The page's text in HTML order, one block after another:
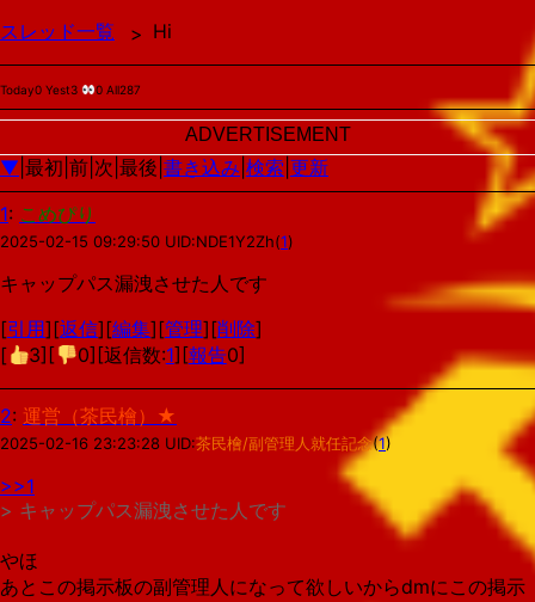
スレッド一覧 Hi
Today0 Yest3 0 All287
ADVERTISEMENT
▼ |最初|前|次|最後| 書き込み 検索 更新
1: こめぴり
2025-02-15 09:29:50 UID:NDE1Y2Zh(1)
キャップパス漏洩させた人です
[引用][返信][編集][管理][削除]
[
3][ 0][返信数:1][報告0]
2: 運営（茶民檜）★
2025-02-16 23:23:28 UID:茶民檜/副管理人就任記念(1)
>>1
> キャップパス漏洩させた人です
やほ
あとこの掲示板の副管理人になって欲しいからdmにこの掲示